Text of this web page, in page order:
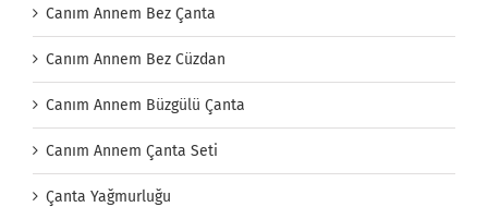
Canım Annem Bez Çanta
Canım Annem Bez Cüzdan
Canım Annem Büzgülü Çanta
Canım Annem Çanta Seti
Çanta Yağmurluğu